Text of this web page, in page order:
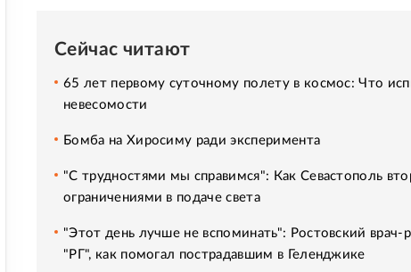
Сейчас читают
65 лет первому суточному полету в космос: Что
невесомости
Бомба на Хиросиму ради эксперимента
"С трудностями мы справимся": Как Севастополь
ограничениями в подаче света
"Этот день лучше не вспоминать": Ростовский врач-
"РГ", как помогал пострадавшим в Геленджике